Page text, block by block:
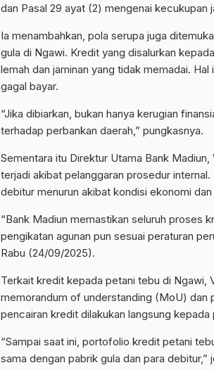
dan Pasal 29 ayat (2) mengenai kecukupan
Ia menambahkan, pola serupa juga
gula di Ngawi. Kredit yang disalurkan
lemah dan jaminan yang tidak memadai.
gagal bayar.
“Jika dibiarkan, bukan hanya kerugian
terhadap perbankan daerah,” pungkasnya.
Sementara itu Direktur Utama Bank
terjadi akibat pelanggaran prosedur
debitur menurun akibat kondisi ekonomi
“Bank Madiun memastikan seluruh proses
pengikatan agunan pun sesuai peraturan
Rabu (24/09/2025).
Terkait kredit kepada petani tebu di Ngawi,
memorandum of understanding (MoU) dan
pencairan kredit dilakukan langsung
“Sampai saat ini, portofolio kredit petani
sama dengan pabrik gula dan para debitur,”